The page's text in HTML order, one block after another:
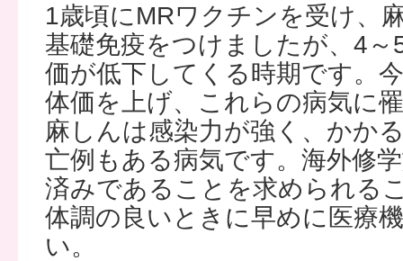
1歳頃にMRワクチンを受け、
基礎免疫をつけましたが、4
価が低下してくる時期です。
体価を上げ、これらの病気に
麻しんは感染力が強く、かか
亡例もある病気です。海外修
済みであることを求められる
体調の良いときに早めに医療
い。